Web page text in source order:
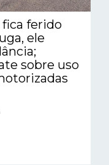
fica ferido
ele
sobre uso